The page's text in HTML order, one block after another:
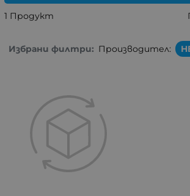
1 Продукт
Избрани филтри: Производител: